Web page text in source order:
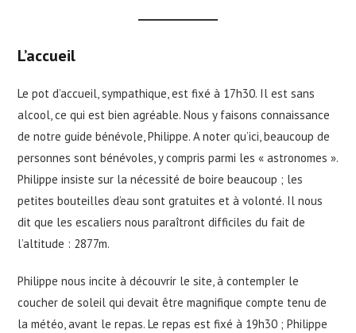
L’accueil
Le pot d’accueil, sympathique, est fixé à 17h30. Il est sans
alcool, ce qui est bien agréable. Nous y faisons connaissance
de notre guide bénévole, Philippe. A noter qu’ici, beaucoup de
personnes sont bénévoles, y compris parmi les « astronomes ».
Philippe insiste sur la nécessité de boire beaucoup ; les
petites bouteilles d’eau sont gratuites et à volonté. Il nous
dit que les escaliers nous paraîtront difficiles du fait de
l’altitude : 2877m.
Philippe nous incite à découvrir le site, à contempler le
coucher de soleil qui devait être magnifique compte tenu de
la météo, avant le repas. Le repas est fixé à 19h30 ; Philippe